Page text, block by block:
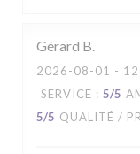
Gérard B
2026-08-01 -
SERVICE : 5/5
5/5 QUALITÉ /